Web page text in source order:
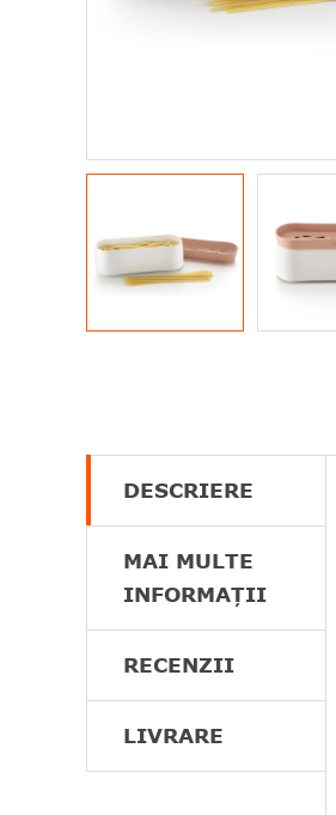
DESCRIERE
MAI MULTE
INFORMAȚII
RECENZII
LIVRARE